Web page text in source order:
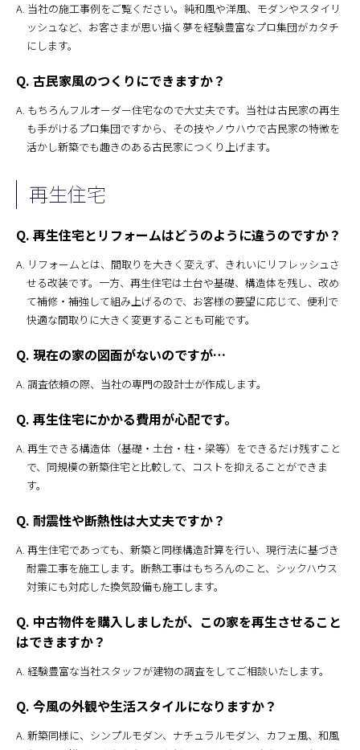
A. 当社の施工事例をご覧ください。純和風や洋風、モダンやスタイリ
ッシュなど、お客さまが思い描く夢を経験豊富なプロ集団がカタチ
にします。
Q. 古民家風のつくりにできますか？
A. もちろんフルオーダー住宅なので大丈夫です。当社は古民家の再生
も手がけるプロ集団ですから、その技やノウハウで古民家の特徴を
活かし新築でも趣きのある古民家につくり上げます。
再生住宅
Q. 再生住宅とリフォームはどうのように違うのですか？
A. リフォームとは、間取りを大きく変えず、きれいにリフレッシュさ
せる改装です。一方、再生住宅は土台や基礎、構造体を残し、改め
て補修・補強して組み上げるので、お客様の要望に応じて、便利で
快適な間取りに大きく変更することも可能です。
Q. 現在の家の図面がないのですが…
A. 調査依頼の際、当社の専門の設計士が作成します。
Q. 再生住宅にかかる費用が心配です。
A. 再生できる構造体（基礎・土台・柱・梁等）をできるだけ残すこと
で、同規模の新築住宅と比較して、コストを抑えることができま
す。
Q. 耐震性や断熱性は大丈夫ですか？
A. 再生住宅であっても、新築と同様構造計算を行い、現行法に基づき
耐震工事を施工します。断熱工事はもちろんのこと、シックハウス
対策にも対応した換気設備も施工します。
Q. 中古物件を購入しましたが、この家を再生させること
はできますか？
A. 経験豊富な当社スタッフが建物の調査をしてご相談いたします。
Q. 今風の外観や生活スタイルになりますか？
A. 新築同様に、シンプルモダン、ナチュラルモダン、カフェ風、和風